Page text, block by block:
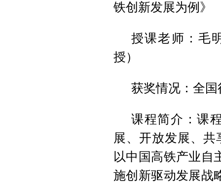
铁创新发展为例》
授课老师：毛
授）
获奖情况：全
课程简介：课
展、开放发展、
以中国高铁产业自
施创新驱动发展战